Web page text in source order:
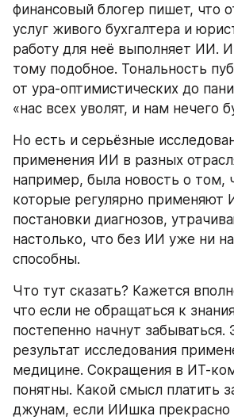
финансовый блогер пишет, что
услуг живого бухгалтера и
работу для неё выполняет ИИ.
тому подобное. Тональность
от ура-оптимистических до
«нас всех уволят, и нам нечего
Но есть и серьёзные
применения ИИ в разных
например, была новость о том,
которые регулярно применяют
постановки диагнозов,
настолько, что без ИИ уже ни
способны.
Что тут сказать? Кажется
что если не обращаться к
постепенно начнут забываться.
результат исследования
медицине. Сокращения в ИТ-
понятны. Какой смысл платить
джунам, если ИИшка прекрасно